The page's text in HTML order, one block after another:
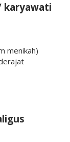
karyawati
menikah)